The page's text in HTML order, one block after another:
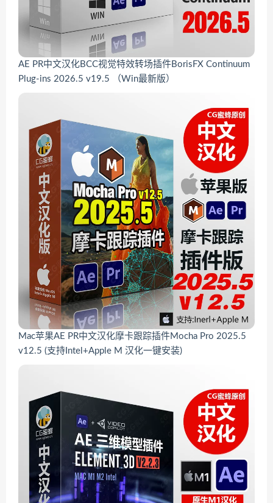
AE PR中文汉化BCC视觉特效转场插件BorisFX Continuum
Plug-ins 2026.5 v19.5 （Win最新版）
Mac苹果AE PR中文汉化摩卡跟踪插件Mocha Pro 2025.5
v12.5 (支持Intel+Apple M 汉化一键安装)